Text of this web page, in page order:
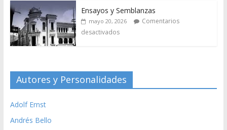
Ensayos y Semblanzas
mayo 20, 2026
Comentarios
desactivados
Autores y Personalidades
Adolf Ernst
Andrés Bello